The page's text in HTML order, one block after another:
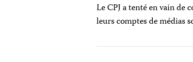
Le CPJ a tenté en vain
leurs comptes de médias